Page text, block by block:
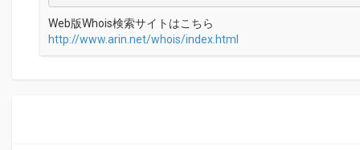
Web版Whois検索サイトはこちら
http://www.arin.net/whois/index.html